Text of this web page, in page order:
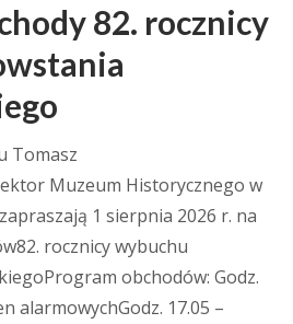
82. rocznicy
Tomasz
Muzeum Historycznego w
1 sierpnia 2026 r. na
rocznicy wybuchu
obchodów: Godz.
alarmowychGodz. 17.05 –